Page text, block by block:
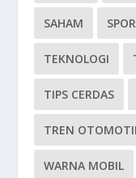
SAHAM
TEKNOLOGI
TIPS CERDAS
TREN
WARNA MOBIL